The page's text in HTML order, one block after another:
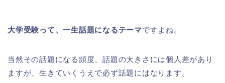
大学受験って、一生話題になるテーマですよね。
当然その話題になる頻度、話題の大きさには個人差があり
ますが、生きていくうえで必ず話題にはなります。